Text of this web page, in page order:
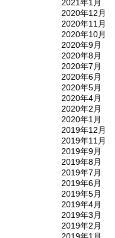
2021年1月
2020年12月
2020年11月
2020年10月
2020年9月
2020年8月
2020年7月
2020年6月
2020年5月
2020年4月
2020年2月
2020年1月
2019年12月
2019年11月
2019年9月
2019年8月
2019年7月
2019年6月
2019年5月
2019年4月
2019年3月
2019年2月
2019年1月